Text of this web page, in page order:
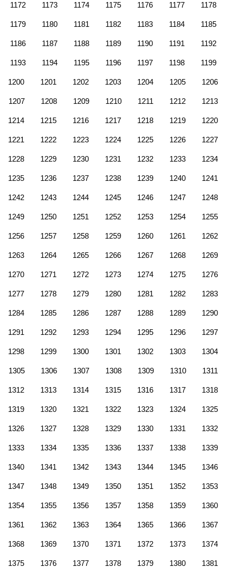
1172 1173 1174 1175 1176 1177 1178
1179 1180 1181 1182 1183 1184 1185
1186 1187 1188 1189 1190 1191 1192
1193 1194 1195 1196 1197 1198 1199
1200 1201 1202 1203 1204 1205 1206
1207 1208 1209 1210 1211 1212 1213
1214 1215 1216 1217 1218 1219 1220
1221 1222 1223 1224 1225 1226 1227
1228 1229 1230 1231 1232 1233 1234
1235 1236 1237 1238 1239 1240 1241
1242 1243 1244 1245 1246 1247 1248
1249 1250 1251 1252 1253 1254 1255
1256 1257 1258 1259 1260 1261 1262
1263 1264 1265 1266 1267 1268 1269
1270 1271 1272 1273 1274 1275 1276
1277 1278 1279 1280 1281 1282 1283
1284 1285 1286 1287 1288 1289 1290
1291 1292 1293 1294 1295 1296 1297
1298 1299 1300 1301 1302 1303 1304
1305 1306 1307 1308 1309 1310 1311
1312 1313 1314 1315 1316 1317 1318
1319 1320 1321 1322 1323 1324 1325
1326 1327 1328 1329 1330 1331 1332
1333 1334 1335 1336 1337 1338 1339
1340 1341 1342 1343 1344 1345 1346
1347 1348 1349 1350 1351 1352 1353
1354 1355 1356 1357 1358 1359 1360
1361 1362 1363 1364 1365 1366 1367
1368 1369 1370 1371 1372 1373 1374
1375 1376 1377 1378 1379 1380 1381